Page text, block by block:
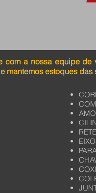
com a nossa equipe
mantemos estoques